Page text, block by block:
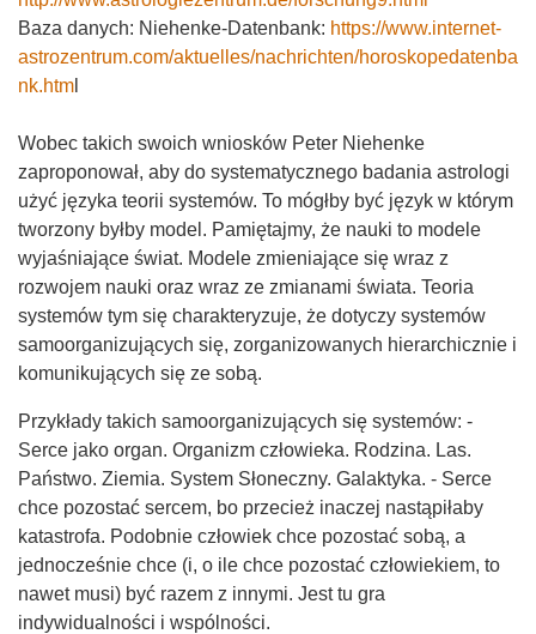
Baza danych: Niehenke-Datenbank: https://www.internet-
astrozentrum.com/aktuelles/nachrichten/horoskopedatenba
nk.htm
Wobec takich swoich wniosków Peter Niehenke
zaproponował, aby do systematycznego badania astrologi
użyć języka teorii systemów. To mógłby być język w którym
tworzony byłby model. Pamiętajmy, że nauki to modele
wyjaśniające świat. Modele zmieniające się wraz z
rozwojem nauki oraz wraz ze zmianami świata. Teoria
systemów tym się charakteryzuje, że dotyczy systemów
samoorganizujących się, zorganizowanych hierarchicznie i
komunikujących się ze sobą.
Przykłady takich samoorganizujących się systemów: -
Serce jako organ. Organizm człowieka. Rodzina. Las.
Państwo. Ziemia. System Słoneczny. Galaktyka. - Serce
chce pozostać sercem, bo przecież inaczej nastąpiłaby
katastrofa. Podobnie człowiek chce pozostać sobą, a
jednocześnie chce (i, o ile chce pozostać człowiekiem, to
nawet musi) być razem z innymi. Jest tu gra
indywidualności i wspólności.